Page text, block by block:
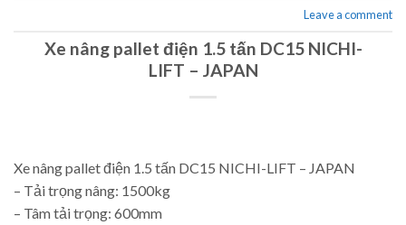
Leave a comment
Xe nâng pallet điện 1.5 tấn DC15 NICHI-
LIFT – JAPAN
Xe nâng pallet điện 1.5 tấn DC15 NICHI-LIFT – JAPAN
– Tải trọng nâng: 1500kg
– Tâm tải trọng: 600mm